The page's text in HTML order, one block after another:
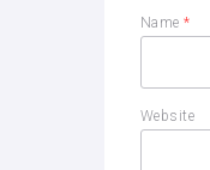
Name*
Website